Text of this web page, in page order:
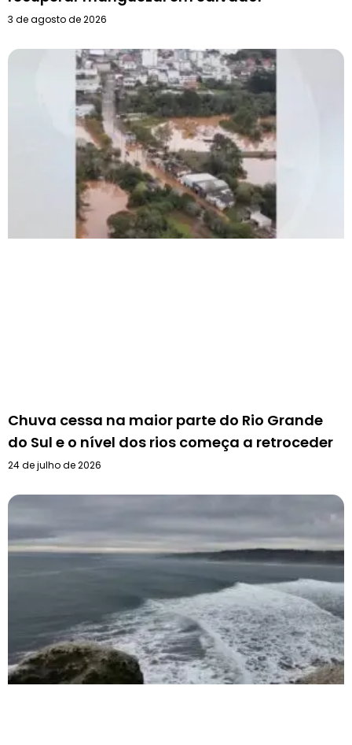
3 de agosto de 2026
Chuva cessa na maior parte do Rio Grande
do Sul e o nível dos rios começa a retroceder
24 de julho de 2026